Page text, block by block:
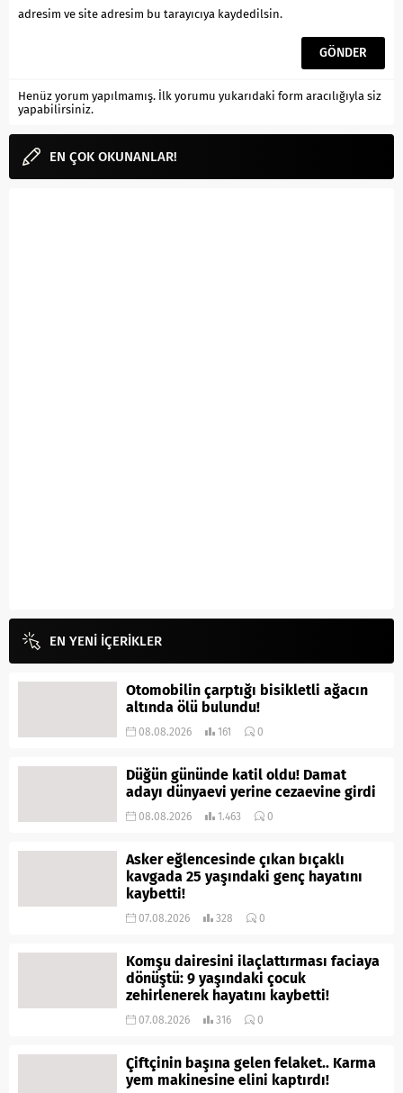
adresim ve site adresim bu tarayıcıya kaydedilsin.
Henüz yorum yapılmamış. İlk yorumu yukarıdaki form aracılığıyla siz
yapabilirsiniz.
EN ÇOK OKUNANLAR!
EN YENİ İÇERİKLER
Otomobilin çarptığı bisikletli ağacın
altında ölü bulundu!
08.08.2026 161 0
Düğün gününde katil oldu! Damat
adayı dünyaevi yerine cezaevine girdi
08.08.2026 1.463 0
Asker eğlencesinde çıkan bıçaklı
kavgada 25 yaşındaki genç hayatını
kaybetti!
07.08.2026 328 0
Komşu dairesini ilaçlattırması faciaya
dönüştü: 9 yaşındaki çocuk
zehirlenerek hayatını kaybetti!
07.08.2026 316 0
Çiftçinin başına gelen felaket.. Karma
yem makinesine elini kaptırdı!